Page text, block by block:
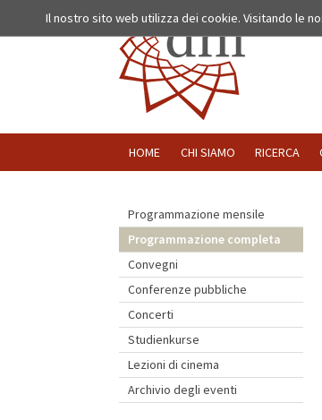
Il nostro sito web utilizza dei cookie. Visitando le
Programmazione mensile
Programmazione completa
Convegni
Conferenze pubbliche
Concerti
Studienkurse
Lezioni di cinema
Archivio degli eventi
HOME CHI SIAMO RICERCA